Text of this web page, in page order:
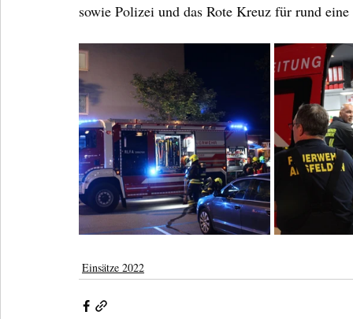
sowie Polizei und das Rote Kreuz für rund eine
Einsätze 2022